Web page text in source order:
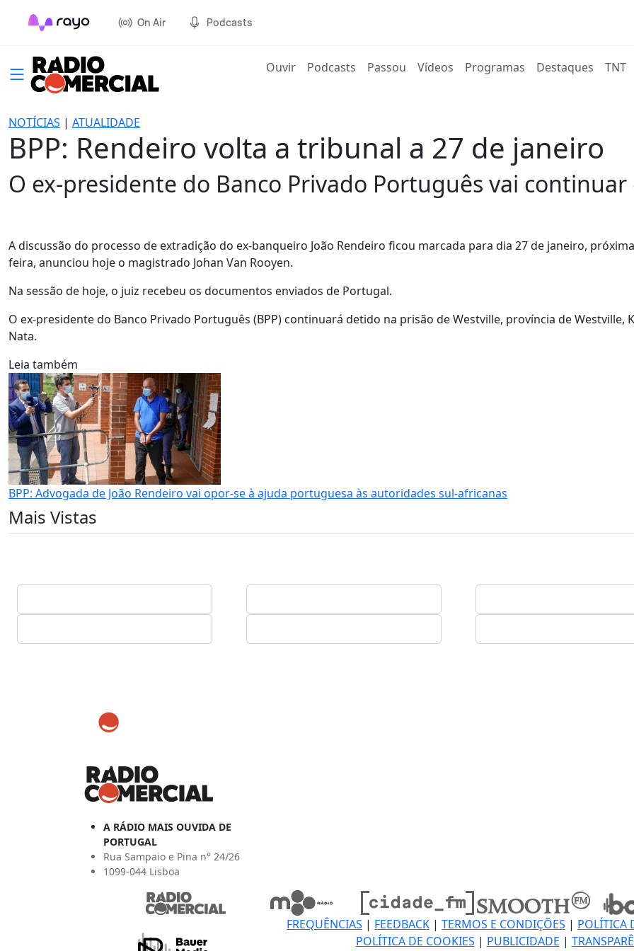
On Air Podcasts
Ouvir(current)
Podcasts Passou Vídeos Programas Destaques TNT
NOTÍCIAS | ATUALIDADE
BPP: Rendeiro volta a tribunal a 27 de janeiro
O ex-presidente do Banco Privado Português vai
A discussão do processo de extradição do ex-banqueiro João Rendeiro ficou marcada para dia 27 de janeiro,
feira, anunciou hoje o magistrado Johan Van Rooyen.
Na sessão de hoje, o juiz recebeu os documentos enviados de Portugal.
O ex-presidente do Banco Privado Português (BPP) continuará detido na prisão de Westville, província de Westville,
Nata.
Leia também
BPP: Advogada de João Rendeiro vai opor-se à ajuda portuguesa às autoridades sul-africanas
Mais Vistas
A RÁDIO MAIS OUVIDA DE
PORTUGAL
Rua Sampaio e Pina n° 24/26
1099-044 Lisboa
FREQUÊNCIAS | FEEDBACK | TERMOS E CONDIÇÕES | POLÍTICA
POLÍTICA DE COOKIES | PUBLICIDADE |